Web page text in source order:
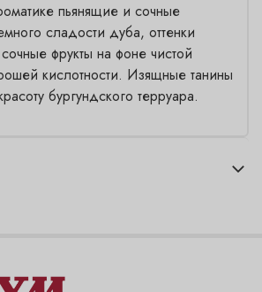
пьянящие и сочные
сладости дуба, оттенки
фрукты на фоне чистой
кислотности. Изящные танины
бургундского терруара.